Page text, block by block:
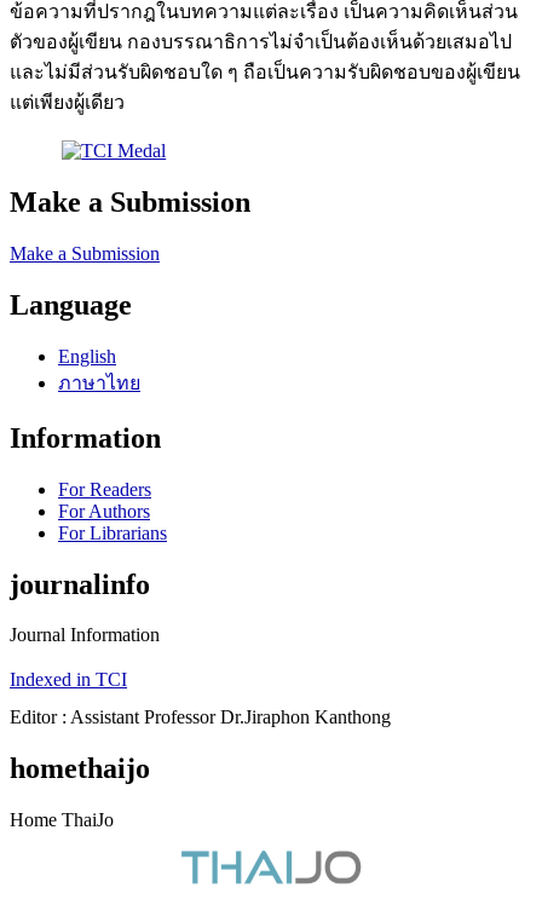
ข้อความที่ปรากฎในบทความแต่ละเรื่อง เป็นความคิดเห็นส่วน
ตัวของผู้เขียน กองบรรณาธิการไม่จำเป็นต้องเห็นด้วยเสมอไป
และไม่มีส่วนรับผิดชอบใด ๆ ถือเป็นความรับผิดชอบของผู้เขียน
แต่เพียงผู้เดียว
Make a Submission
Make a Submission
Language
English
ภาษาไทย
Information
For Readers
For Authors
For Librarians
journalinfo
Journal Information
Indexed in TCI
Editor : Assistant Professor Dr.Jiraphon Kanthong
homethaijo
Home ThaiJo